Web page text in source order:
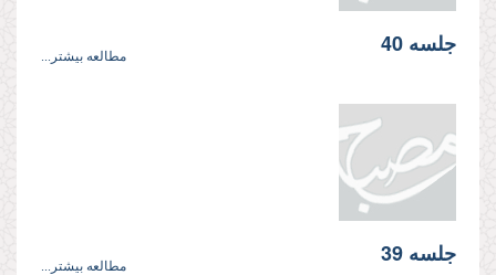
جلسه 40 مطالعه بیشتر...
جلسه 39 مطالعه بیشتر...